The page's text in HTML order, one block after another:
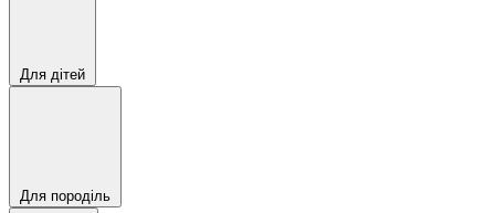
Для дітей
Для породіль